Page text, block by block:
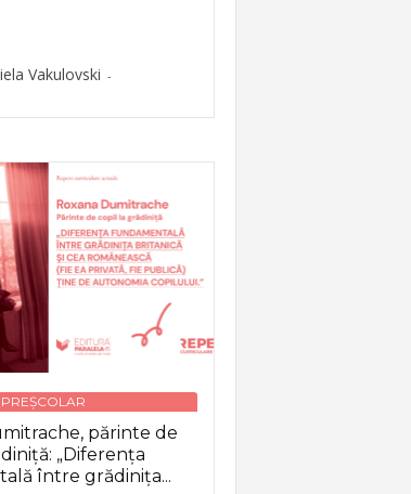
Vakulovski -
părinte de
„Diferența
între grădinița...